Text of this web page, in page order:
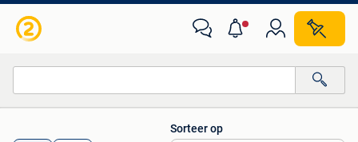
Sorteer op